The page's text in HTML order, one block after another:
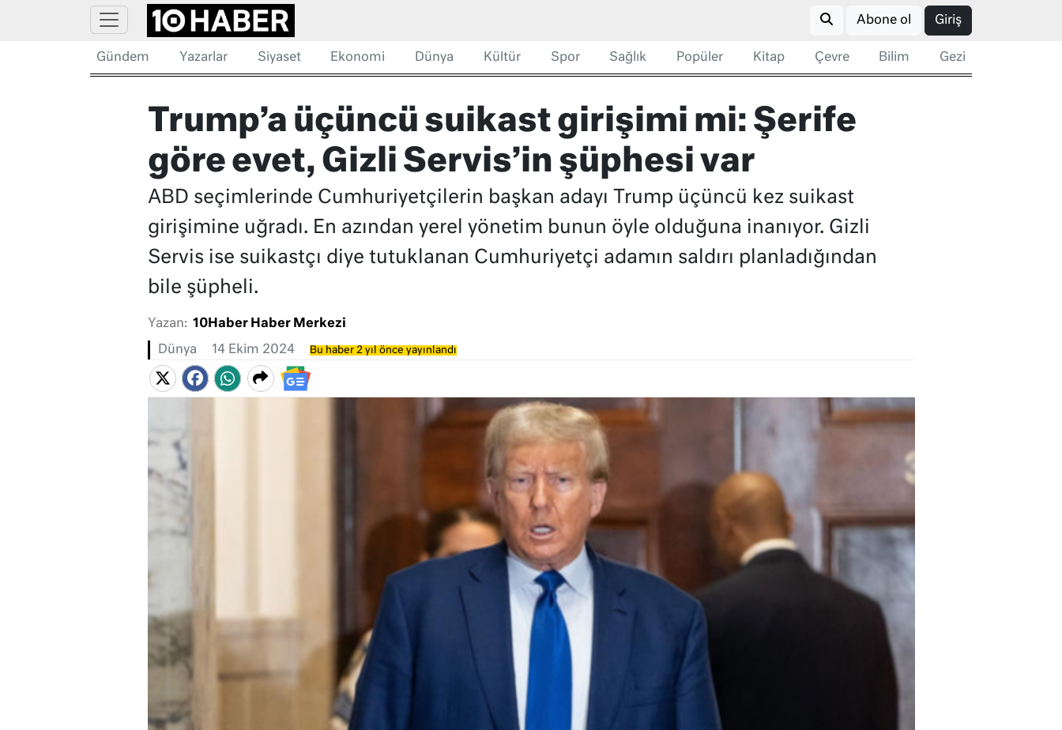
Abone ol Giriş
Gündem Yazarlar Siyaset Ekonomi Dünya Kültür Spor Sağlık Popüler Kitap Çevre Bilim Gezi
Trump’a üçüncü suikast girişimi mi: Şerife
göre evet, Gizli Servis’in şüphesi var
ABD seçimlerinde Cumhuriyetçilerin başkan adayı Trump üçüncü kez suikast
girişimine uğradı. En azından yerel yönetim bunun öyle olduğuna inanıyor. Gizli
Servis ise suikastçı diye tutuklanan Cumhuriyetçi adamın saldırı planladığından
bile şüpheli.
Yazan: 10Haber Haber Merkezi
Dünya 14 Ekim 2024 Bu haber 2 yıl önce yayınlandı